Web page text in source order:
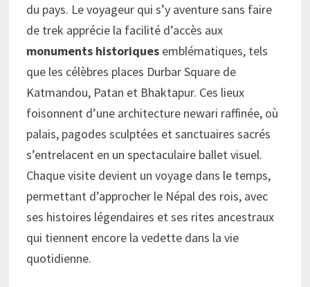
du pays. Le voyageur qui s’y aventure sans faire
de trek apprécie la facilité d’accès aux
monuments historiques emblématiques, tels
que les célèbres places Durbar Square de
Katmandou, Patan et Bhaktapur. Ces lieux
foisonnent d’une architecture newari raffinée, où
palais, pagodes sculptées et sanctuaires sacrés
s’entrelacent en un spectaculaire ballet visuel.
Chaque visite devient un voyage dans le temps,
permettant d’approcher le Népal des rois, avec
ses histoires légendaires et ses rites ancestraux
qui tiennent encore la vedette dans la vie
quotidienne.